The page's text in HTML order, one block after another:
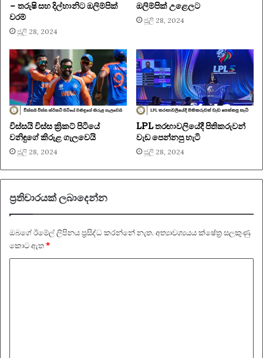
– තරුෂි සහ දිල්හානිට ඔලිම්පික්
වරම්
ජූලි 28, 2024
ඔලිම්පික් උළෙලට
ජූලි 28, 2024
විස්සයි විස්ස ක්‍රිකට් පිටියේ
වනිඳුගේ කිරුළ ගැලවෙයි
ජූලි 28, 2024
LPL තරඟාවලියේදී පිතිකරුවන්
වැඩ පෙන්නපු හැටි
ජූලි 28, 2024
ප්‍රතිචාරයක් ලබාදෙන්න
ඔබගේ ඊමේල් ලිපිනය ප්‍රසිද්ධ කරන්නේ නැත. අත්‍යාවශ්‍යයය ක්ෂේත්‍ර සලකුණු
කොට ඇත*